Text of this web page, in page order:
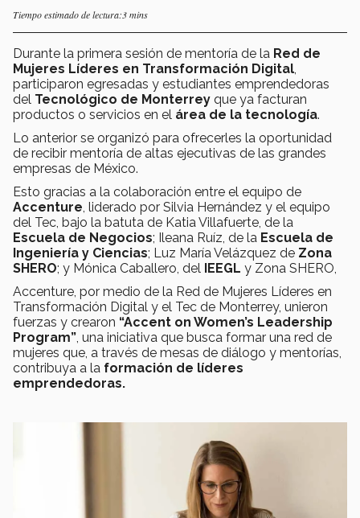
Tiempo estimado de lectura:3 mins
Durante la primera sesión de mentoría de la Red de
Mujeres Líderes en Transformación Digital
participaron egresadas y estudiantes emprendedoras
del Tecnológico de Monterrey que ya facturan
productos o servicios en el área de la tecnología.
Lo anterior se organizó para ofrecerles la oportunidad
de recibir mentoría de altas ejecutivas de las grandes
empresas de México.
Esto gracias a la colaboración entre el equipo de
Accenture , liderado por Silvia Hernández y el equipo
del Tec, bajo la batuta de Katia Villafuerte, de la
Escuela de Negocios; Ileana Ruíz, de la Escuela de
Ingeniería y Ciencias; Luz María Velázquez de Zona
SHERO; y Mónica Caballero, del IEEGL y Zona SHERO,
Accenture, por medio de la Red de Mujeres Líderes en
Transformación Digital y el Tec de Monterrey, unieron
fuerzas y crearon “Accent on Women’s Leadership
Program” , una iniciativa que busca formar una red de
mujeres que, a través de mesas de diálogo y mentorías,
contribuya a la formación de líderes
emprendedoras.